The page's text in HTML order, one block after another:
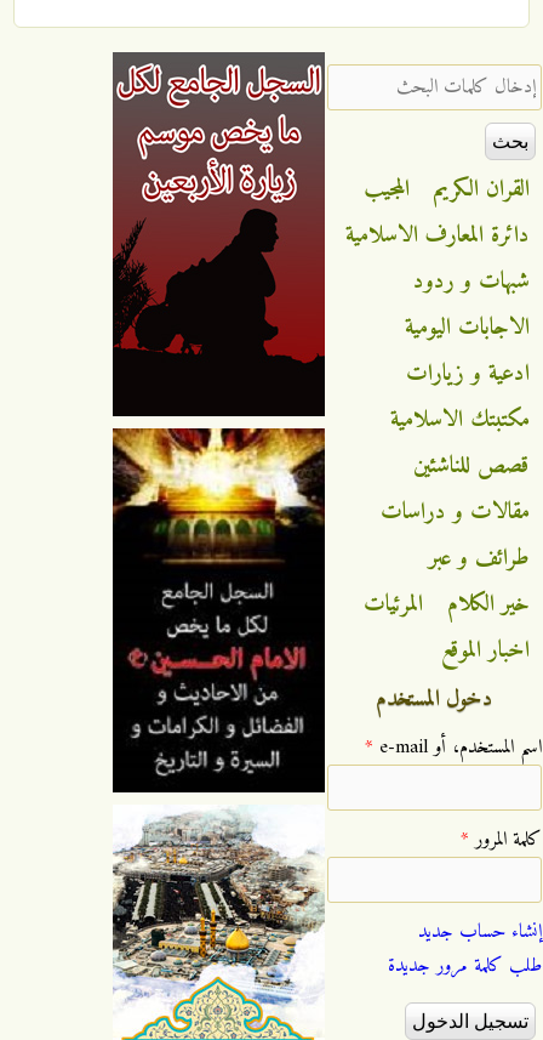
‏إدخال كلمات البحث ‏
القران الكريم
المجيب
دائرة المعارف الاسلامية
شبهات و ردود
الاجابات اليومية
ادعية و زيارات
مكتبتك الاسلامية
قصص للناشئين
مقالات و دراسات
طرائف و عبر
خير الكلام
المرئيات
اخبار الموقع
دخول المستخدم
‏اسم المستخدم، أو e-mail ‏ *
‏كلمة المرور ‏*
إنشاء حساب جديد
طلب كلمة مرور جديدة